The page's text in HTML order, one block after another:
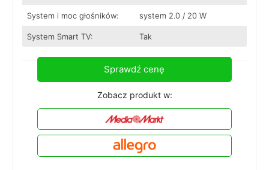
System i moc głośników: system 2.0 / 20 W
System Smart TV: Tak
Sprawdź cenę
Zobacz produkt w: